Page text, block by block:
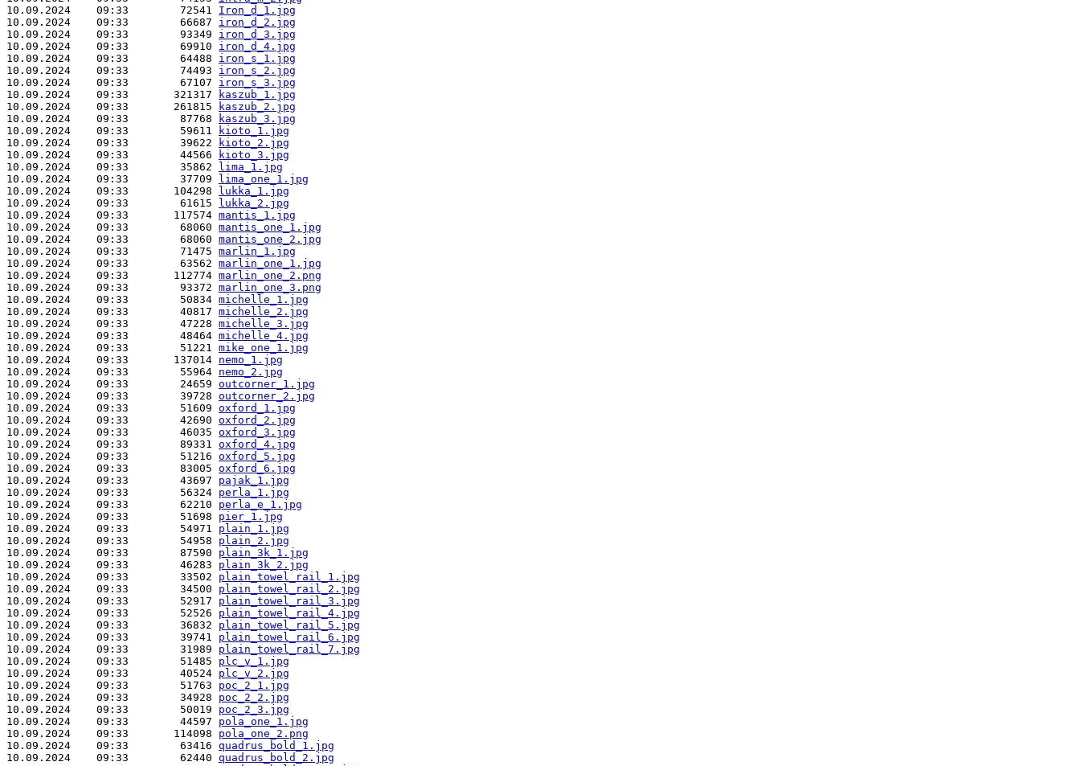
10.09.2024    09:33        72541 Iron_d_1.jpg
10.09.2024    09:33        66687 iron_d_2.jpg
10.09.2024    09:33        93349 iron_d_3.jpg
10.09.2024    09:33        69910 iron_d_4.jpg
10.09.2024    09:33        64488 iron_s_1.jpg
10.09.2024    09:33        74493 iron_s_2.jpg
10.09.2024    09:33        67107 iron_s_3.jpg
10.09.2024    09:33       321317
kaszub_1.jpg
10.09.2024    09:33       261815
kaszub_2.jpg
10.09.2024    09:33        87768
kaszub_3.jpg
10.09.2024    09:33        59611
kioto_1.jpg
10.09.2024    09:33        39622
kioto_2.jpg
10.09.2024    09:33        44566
kioto_3.jpg
10.09.2024    09:33        35862
lima_1.jpg
10.09.2024    09:33        37709
lima_one_1.jpg
10.09.2024    09:33       104298
lukka_1.jpg
10.09.2024    09:33        61615
lukka_2.jpg
10.09.2024    09:33       117574 mantis_1.jpg
10.09.2024    09:33        68060 mantis_one_1.jpg
10.09.2024    09:33        68060 mantis_one_2.jpg
10.09.2024    09:33        71475 marlin_1.jpg
10.09.2024    09:33        63562 marlin_one_1.jpg
10.09.2024    09:33       112774 marlin_one_2.png
10.09.2024    09:33        93372 marlin_one_3.png
10.09.2024    09:33        50834 michelle_1.jpg
10.09.2024    09:33        40817 michelle_2.jpg
10.09.2024    09:33        47228 michelle_3.jpg
10.09.2024    09:33        48464 michelle_4.jpg
10.09.2024    09:33        51221 mike_one_1.jpg
10.09.2024    09:33       137014 nemo_1.jpg
10.09.2024    09:33        55964 nemo_2.jpg
10.09.2024    09:33        24659 outcorner_1.jpg
10.09.2024    09:33        39728 outcorner_2.jpg
10.09.2024    09:33        51609 oxford_1.jpg
10.09.2024    09:33        42690 oxford_2.jpg
10.09.2024    09:33        46035 oxford_3.jpg
10.09.2024    09:33        89331 oxford_4.jpg
10.09.2024    09:33        51216 oxford_5.jpg
10.09.2024    09:33        83005 oxford_6.jpg
10.09.2024    09:33        43697 pajak_1.jpg
10.09.2024    09:33        56324 perla_1.jpg
10.09.2024    09:33        62210 perla_e_1.jpg
10.09.2024    09:33        51698 pier_1.jpg
10.09.2024    09:33        54971 plain_1.jpg
10.09.2024    09:33        54958 plain_2.jpg
10.09.2024    09:33        87590 plain_3k_1.jpg
10.09.2024    09:33        46283 plain_3k_2.jpg
10.09.2024    09:33        33502 plain_towel_rail_1.jpg
10.09.2024    09:33        34500 plain_towel_rail_2.jpg
10.09.2024    09:33        52917 plain_towel_rail_3.jpg
10.09.2024    09:33        52526 plain_towel_rail_4.jpg
10.09.2024    09:33        36832 plain_towel_rail_5.jpg
10.09.2024    09:33        39741 plain_towel_rail_6.jpg
10.09.2024    09:33        31989 plain_towel_rail_7.jpg
10.09.2024    09:33        51485 plc_v_1.jpg
10.09.2024    09:33        40524 plc_v_2.jpg
10.09.2024    09:33        51763 poc_2_1.jpg
10.09.2024    09:33        34928 poc_2_2.jpg
10.09.2024    09:33        50019 poc_2_3.jpg
10.09.2024    09:33        44597 pola_one_1.jpg
10.09.2024    09:33       114098 pola_one_2.png
10.09.2024    09:33        63416 quadrus_bold_1.jpg
10.09.2024    09:33        62440 quadrus_bold_2.jpg